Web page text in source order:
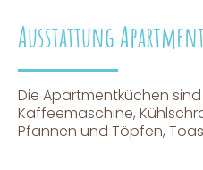
Ausstattung
Die Apartmentküchen
Kaffeemaschine,
Pfannen und Töpfen,